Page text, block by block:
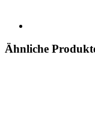
Ähnliche